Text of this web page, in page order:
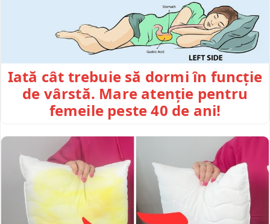
Iată cât trebuie să dormi în funcție
de vârstă. Mare atenție pentru
femeile peste 40 de ani!